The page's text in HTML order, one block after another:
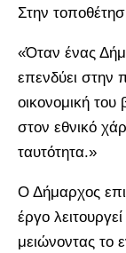
Στην
«Όταν ένας
επενδύει στην
οικονομική του
στον εθνικό
ταυτότητα.»
Ο Δήμαρχος
έργο
μειώνοντας το